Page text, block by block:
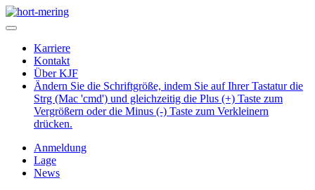
Karriere
Kontakt
Über KJF
Ändern Sie die Schriftgröße, indem Sie auf Ihrer Tastatur die
Strg (Mac 'cmd') und gleichzeitig die Plus (+) Taste zum
Vergrößern oder die Minus (-) Taste zum Verkleinern
drücken.
Anmeldung
Lage
News